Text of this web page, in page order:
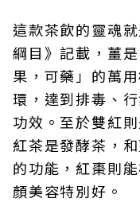
這款茶飲的靈魂
綱目》記載，薑
果，可藥」的萬
環，達到排毒、
功效。至於雙紅
紅茶是發酵茶，
的功能，紅棗則
顏美容特別好。